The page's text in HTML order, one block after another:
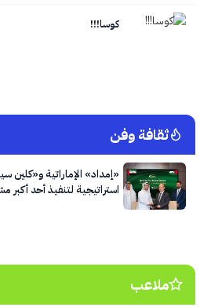
كوسا!!!
ثقافة وفن
«إمداد» الإماراتية و«كلين
استراتيجية لتنفيذ أحد أكبر
ملاعب